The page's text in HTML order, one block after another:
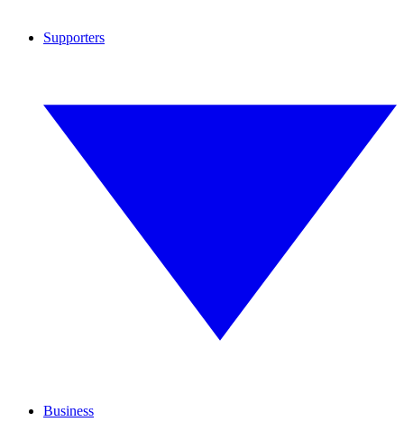
Supporters
Business